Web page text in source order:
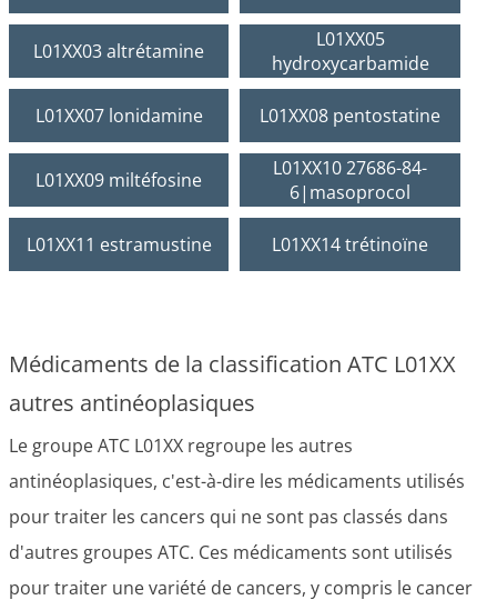
L01XX03 altrétamine
L01XX05
hydroxycarbamide
L01XX07 lonidamine L01XX08 pentostatine
L01XX09 miltéfosine
L01XX10 27686-84-
6|masoprocol
L01XX11 estramustine L01XX14 trétinoïne
Médicaments de la classification ATC L01XX
autres antinéoplasiques
Le groupe ATC L01XX regroupe les autres
antinéoplasiques, c'est-à-dire les médicaments utilisés
pour traiter les cancers qui ne sont pas classés dans
d'autres groupes ATC. Ces médicaments sont utilisés
pour traiter une variété de cancers, y compris le cancer